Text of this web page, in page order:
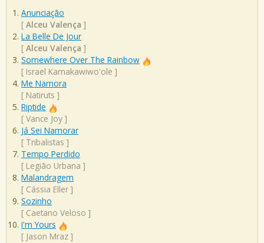
Anunciação
[ Alceu Valença ]
La Belle De Jour
[ Alceu Valença ]
Somewhere Over The Rainbow
[ Israel Kamakawiwo'ole ]
Me Namora
[ Natiruts ]
Riptide
[ Vance Joy ]
Já Sei Namorar
[ Tribalistas ]
Tempo Perdido
[ Legião Urbana ]
Malandragem
[ Cássia Eller ]
Sozinho
[ Caetano Veloso ]
I'm Yours
[ Jason Mraz ]